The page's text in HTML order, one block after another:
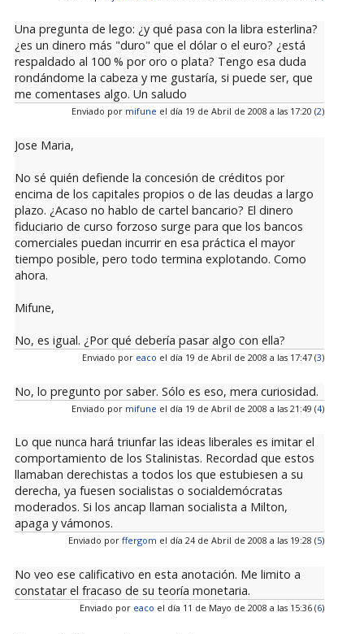
Una pregunta de lego: ¿y qué pasa con la libra esterlina?
¿es un dinero más "duro" que el dólar o el euro? ¿está
respaldado al 100 % por oro o plata? Tengo esa duda
rondándome la cabeza y me gustaría, si puede ser, que
me comentases algo. Un saludo
Enviado por mifune el día 19 de Abril de 2008 a las 17:20 (2)
Jose Maria,
No sé quién defiende la concesión de créditos por
encima de los capitales propios o de las deudas a largo
plazo. ¿Acaso no hablo de cartel bancario? El dinero
fiduciario de curso forzoso surge para que los bancos
comerciales puedan incurrir en esa práctica el mayor
tiempo posible, pero todo termina explotando. Como
ahora.
Mifune,
No, es igual. ¿Por qué debería pasar algo con ella?
Enviado por eaco el día 19 de Abril de 2008 a las 17:47 (3)
No, lo pregunto por saber. Sólo es eso, mera curiosidad.
Enviado por mifune el día 19 de Abril de 2008 a las 21:49 (4)
Lo que nunca hará triunfar las ideas liberales es imitar el
comportamiento de los Stalinistas. Recordad que estos
llamaban derechistas a todos los que estubiesen a su
derecha, ya fuesen socialistas o socialdemócratas
moderados. Si los ancap llaman socialista a Milton,
apaga y vámonos.
Enviado por ffergom el día 24 de Abril de 2008 a las 19:28 (5)
No veo ese calificativo en esta anotación. Me limito a
constatar el fracaso de su teoría monetaria.
Enviado por eaco el día 11 de Mayo de 2008 a las 15:36 (6)